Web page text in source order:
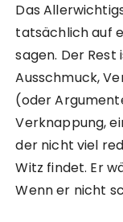
Das
tatsächlich auf
sagen. Der
Ausschmuck,
(oder
Verknappung,
der nicht viel
Witz findet. Er
Wenn er nicht